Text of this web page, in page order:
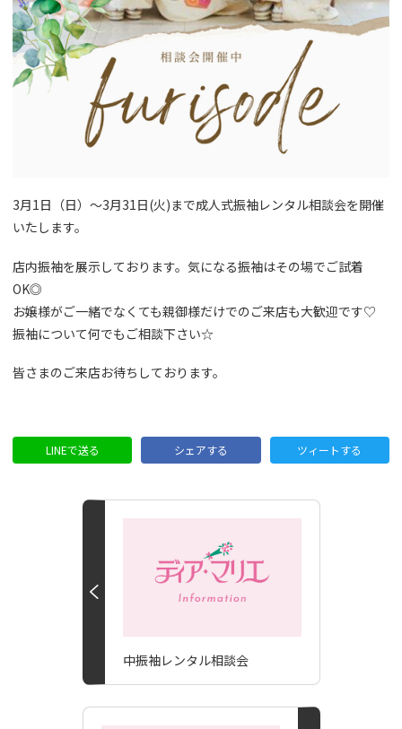
3月1日（日）～3月31日(火)まで成人式振袖レンタル相談会を開催
いたします。
店内振袖を展示しております。気になる振袖はその場でご試着
OK◎
お嬢様がご一緒でなくても親御様だけでのご来店も大歓迎です♡
振袖について何でもご相談下さい☆
皆さまのご来店お待ちしております。
LINEで送る シェアする ツィートする
中振袖レンタル相談会